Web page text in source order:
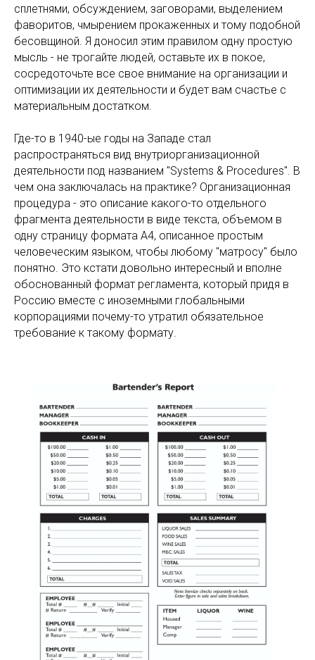
сплетнями, обсуждением, заговорами, выделением
фаворитов, чмырением прокаженных и тому подобной
бесовщиной. Я доносил этим правилом одну простую
мысль - не трогайте людей, оставьте их в покое,
сосредоточьте все свое внимание на организации и
оптимизации их деятельности и будет вам счастье с
материальным достатком.
Где-то в 1940-ые годы на Западе стал
распространяться вид внутриорганизационной
деятельности под названием "Systems & Procedures". В
чем она заключалась на практике? Организационная
процедура - это описание какого-то отдельного
фрагмента деятельности в виде текста, объемом в
одну страницу формата А4, описанное простым
человеческим языком, чтобы любому "матросу" было
понятно. Это кстати довольно интересный и вполне
обоснованный формат регламента, который придя в
Россию вместе с иноземными глобальными
корпорациями почему-то утратил обязательное
требование к такому формату.